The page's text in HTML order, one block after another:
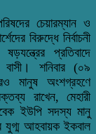
চেয়ারম্যান ও
বিরুদ্ধে নির্বাচনী
প্রতিবাদে
শনিবার (০৯
মানুষ অংশগ্রহণে
রাখেন, মেহারী
ইউপি সদস্য মানু
যুগ্ম আহবায়ক ইকবাল